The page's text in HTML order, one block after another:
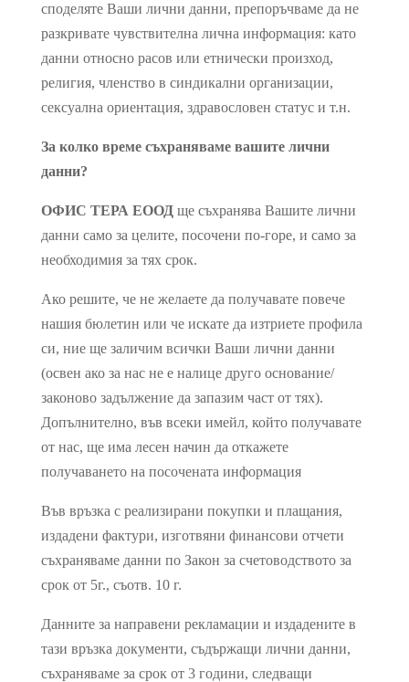
споделяте Ваши лични данни, препоръчваме да не
разкривате чувствителна лична информация: като
данни относно расов или етнически произход,
религия, членство в синдикални организации,
сексуална ориентация, здравословен статус и т.н.
За колко време съхраняваме вашите лични
данни?
ОФИС ТЕРА ЕООДще съхранява Вашите лични
данни само за целите, посочени по-горе, и само за
необходимия за тях срок.
Ако решите, че не желаете да получавате повече
нашия бюлетин или че искате да изтриете профила
си, ние ще заличим всички Ваши лични данни
(освен ако за нас не е налице друго основание/
законово задължение да запазим част от тях).
Допълнително, във всеки имейл, който получавате
от нас, ще има лесен начин да откажете
получаването на посочената информация
Във връзка с реализирани покупки и плащания,
издадени фактури, изготвяни финансови отчети
съхраняваме данни по Закон за счетоводството за
срок от 5г., съотв. 10 г.
Данните за направени рекламации и издадените в
тази връзка документи, съдържащи лични данни,
съхраняваме за срок от 3 години, следващи